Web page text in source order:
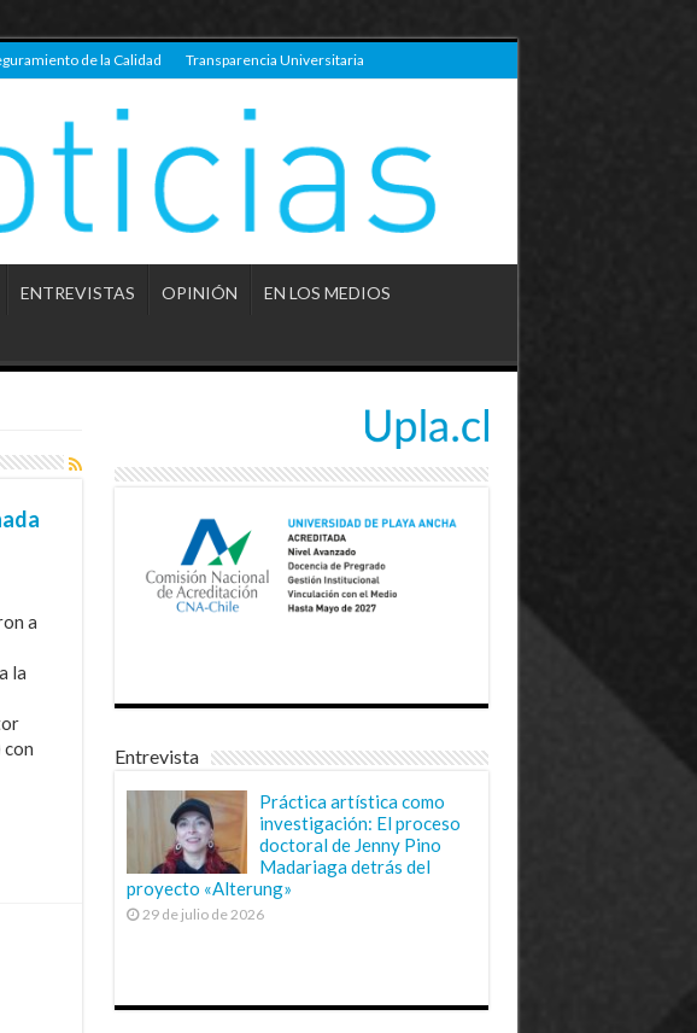
de la Calidad Transparencia Universitaria
ENTREVISTAS OPINIÓN EN LOS MEDIOS
a
la
con
Entrevista
Práctica artística como
investigación: El proceso
doctoral de Jenny Pino
Madariaga detrás del
proyecto «Alterung»
29 de julio de 2026